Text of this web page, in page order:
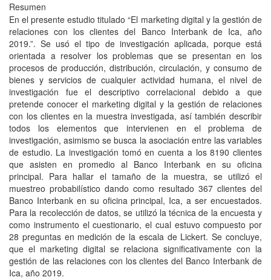
Resumen
En el presente estudio titulado “El marketing digital y la gestión de
relaciones con los clientes del Banco Interbank de Ica, año
2019.”. Se usó el tipo de investigación aplicada, porque está
orientada a resolver los problemas que se presentan en los
procesos de producción, distribución, circulación, y consumo de
bienes y servicios de cualquier actividad humana, el nivel de
investigación fue el descriptivo correlacional debido a que
pretende conocer el marketing digital y la gestión de relaciones
con los clientes en la muestra investigada, así también describir
todos los elementos que intervienen en el problema de
investigación, asimismo se busca la asociación entre las variables
de estudio. La investigación tomó en cuenta a los 8190 clientes
que asisten en promedio al Banco Interbank en su oficina
principal. Para hallar el tamaño de la muestra, se utilizó el
muestreo probabilístico dando como resultado 367 clientes del
Banco Interbank en su oficina principal, Ica, a ser encuestados.
Para la recolección de datos, se utilizó la técnica de la encuesta y
como instrumento el cuestionario, el cual estuvo compuesto por
28 preguntas en medición de la escala de Lickert. Se concluye,
que el marketing digital se relaciona significativamente con la
gestión de las relaciones con los clientes del Banco Interbank de
Ica, año 2019.